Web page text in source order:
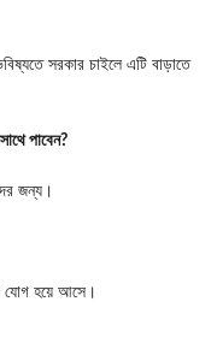
সরকার চাইলে এটি বাড়াতে
পাবেন?
জন্য।
যোগ হয়ে আসে।